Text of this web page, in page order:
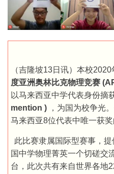
（吉隆坡13日讯）本校
度亚洲奥林比克物理竞赛
以马来西亚中学代表身份摘
mention )
，为国为校争光
马来西亚8位代表中唯一获奖
此比赛隶属国际型赛事，提
国中学物理菁英一个切磋交
台，此次共有来自世界各地